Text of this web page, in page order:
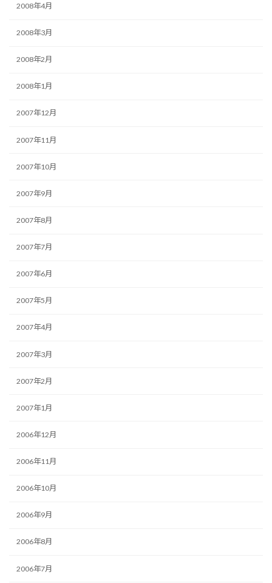
2008年4月
2008年3月
2008年2月
2008年1月
2007年12月
2007年11月
2007年10月
2007年9月
2007年8月
2007年7月
2007年6月
2007年5月
2007年4月
2007年3月
2007年2月
2007年1月
2006年12月
2006年11月
2006年10月
2006年9月
2006年8月
2006年7月